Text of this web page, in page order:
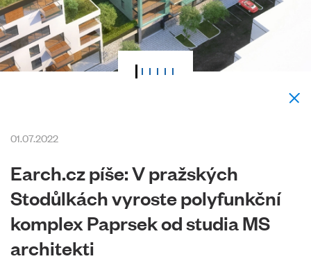
01.07.2022
Earch.cz píše: V pražských
Stodůlkách vyroste polyfunkční
komplex Paprsek od studia MS
architekti